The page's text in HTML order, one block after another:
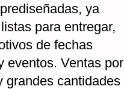
ya
para entregar,
de fechas
eventos. Ventas por
grandes cantidades